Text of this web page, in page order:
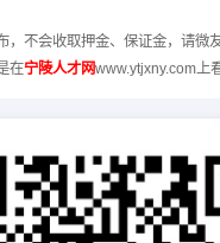
，不会收取押金、保证金，请微
在宁陵人才网www.ytjxny.com上